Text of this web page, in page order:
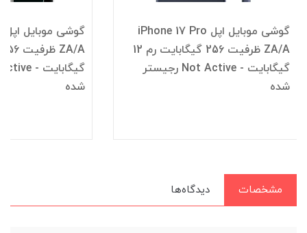
گوشی موبایل اپل iPhone 17 Pro
ZA/A ظرفیت 256 گیگابایت رم 12
گیگابایت - Not Active رجیستر
شده
شده
مشخصات دیدگاه‌ها